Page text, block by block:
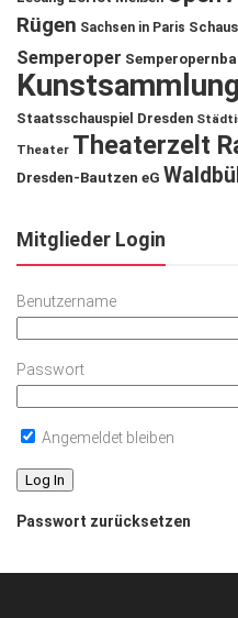
Rügen Sachsen in Paris
Semperoper Semperopernball
Staatsschauspiel Dresden
Theater Theaterzelt
Dresden-Bautzen eG
Mitglieder Login
Benutzername
Passwort
Angemeldet bleiben
Passwort zurücksetzen